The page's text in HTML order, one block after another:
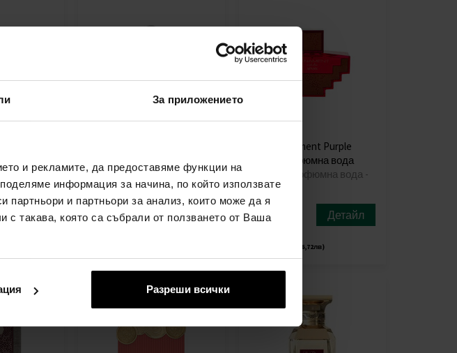
За приложението
и рекламите, да предоставяме функции на
информация за начина, по който използвате
партньори и партньори за анализ, които може да я
с такава, която са събрали от ползването от Ваша
Разреши всички
вода -
Детайл
100мл - Парфюмна вода -
Унисекс
наличен Детайл
Afnan Ornament Purple
Allure Парфюмна вода
100мл - Парфюмна вода -
Жени
наличен Детайл
(56,72лв)